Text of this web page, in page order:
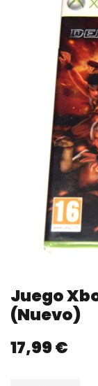
Juego
(nuevo)
17,99 €